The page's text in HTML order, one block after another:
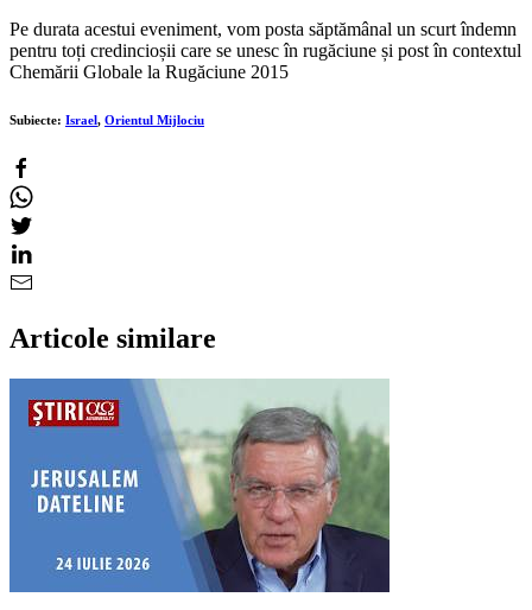
Pe durata acestui eveniment, vom posta săptămânal un scurt îndemn
pentru toți credincioșii care se unesc în rugăciune și post în contextul
Chemării Globale la Rugăciune 2015
Subiecte: Israel, Orientul Mijlociu
Articole similare